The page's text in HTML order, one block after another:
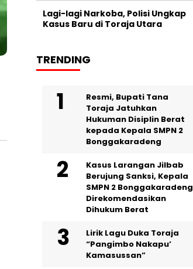
Lagi-lagi Narkoba, Polisi Ungkap
Kasus Baru di Toraja Utara
TRENDING
Resmi, Bupati Tana
Toraja Jatuhkan
Hukuman Disiplin Berat
kepada Kepala SMPN 2
Bonggakaradeng
Kasus Larangan Jilbab
Berujung Sanksi, Kepala
SMPN 2 Bonggakaradeng
Direkomendasikan
Dihukum Berat
Lirik Lagu Duka Toraja
“Pangimbo Nakapu’
Kamasussan”